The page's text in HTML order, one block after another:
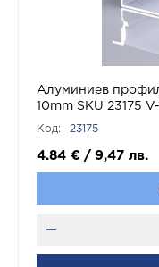
Алуминиев
10mm SKU 23175
Код: 23175
4.84 € / 9,47 лв.